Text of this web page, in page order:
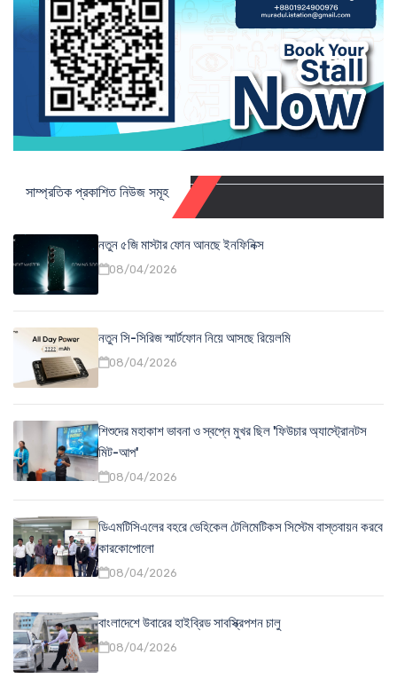
সাম্প্রতিক প্রকাশিত নিউজ সমূহ
নতুন ৫জি মাস্টার ফোন আনছে ইনফিনিক্স
08/04/2026
নতুন সি-সিরিজ স্মার্টফোন নিয়ে আসছে রিয়েলমি
08/04/2026
শিশুদের মহাকাশ ভাবনা ও স্বপ্নে মুখর ছিল 'ফিউচার অ্যাস্ট্রোনটস
মিট-আপ'
08/04/2026
ডিএমটিসিএলের বহরে ভেহিকেল টেলিমেটিকস সিস্টেম বাস্তবায়ন করবে
কারকোপোলো
08/04/2026
বাংলাদেশে উবারের হাইব্রিড সাবস্ক্রিপশন চালু
08/04/2026